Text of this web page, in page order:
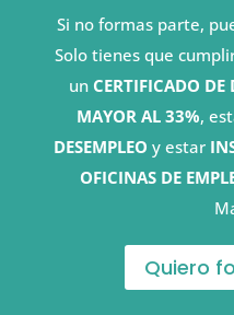
Si no formas parte,
Solo tienes que
un CERTIFICADO
MAYOR AL 33%,
DESEMPLEO y estar
OFICINAS DE
Quiero